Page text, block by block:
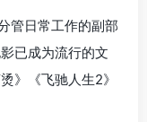
管日常工作的副部
已成为流行的文
》《飞驰人生2》